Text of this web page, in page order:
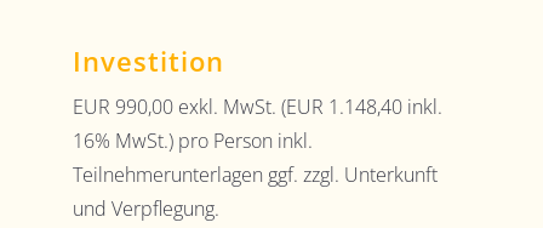
Investition
EUR 990,00 exkl. MwSt. (EUR 1.148,40inkl.
16% MwSt.) pro Person inkl.
Teilnehmerunterlagen ggf. zzgl. Unterkunft
und Verpflegung.